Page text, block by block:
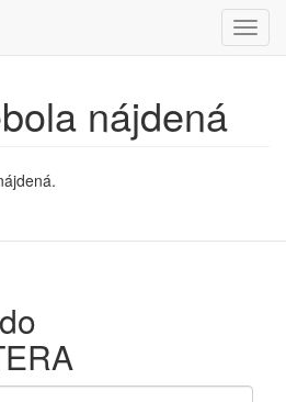
nájdená